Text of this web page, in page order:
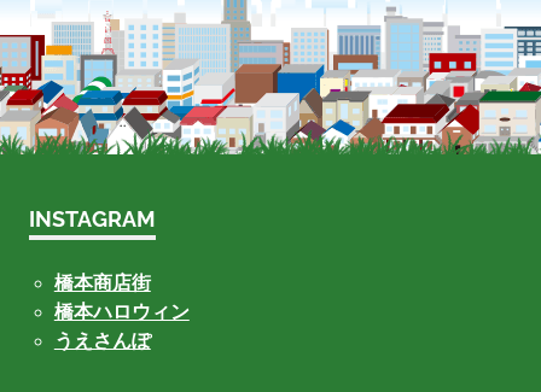
INSTAGRAM
橋本商店街
橋本ハロウィン
うえさんぽ